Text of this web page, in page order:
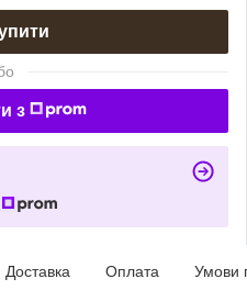
з
Доставка Оплата Умови